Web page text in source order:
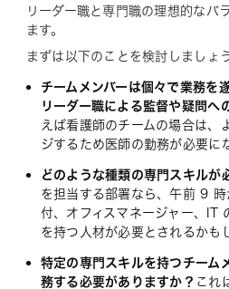
リーダー職と専門職の理想的なバ
ます。
まずは以下のことを検討しましょう
チームメンバーは個々で業務を
リーダー職による監督や疑問へ
えば看護師のチームの場合は、
ジするため医師の勤務が必要に
どのような種類の専門スキルが
を担当する部署なら、午前 9
付、オフィスマネージャー、IT
を持つ人材が必要とされるかも
特定の専門スキルを持つチーム
務する必要がありますか？ これ